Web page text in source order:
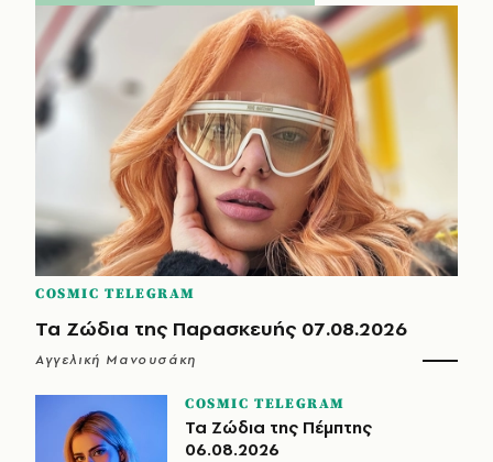
COSMIC TELEGRAM
Τα Ζώδια της Παρασκευής 07.08.2026
Αγγελική Μανουσάκη
COSMIC TELEGRAM
Τα Ζώδια της Πέμπτης
06.08.2026